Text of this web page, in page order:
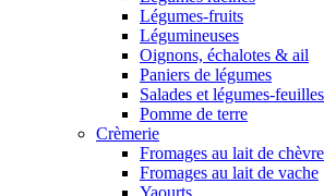
Légumes-fruits
Légumineuses
Oignons, échalotes & ail
Paniers de légumes
Salades et légumes-feuilles
Pomme de terre
Crèmerie
Fromages au lait de chèvre
Fromages au lait de vache
Yaourts